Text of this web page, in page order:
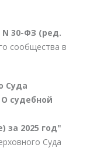
N 30-ФЗ (ред.
сообщества в
Суда
судебной
за 2025 год"
Суда